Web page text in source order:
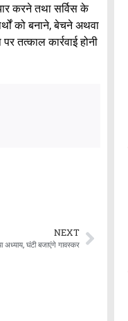
करने तथा सर्विस के
को बनाने, बेचने अथवा
तत्काल कार्रवाई होनी
NEXT
अध्याय, घंटी बजाएंगे गावस्कर